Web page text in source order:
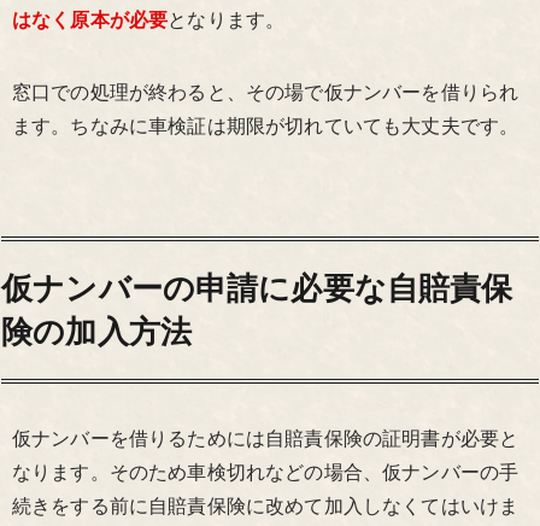
はなく原本が必要となります。
窓口での処理が終わると、その場で仮ナンバーを借りられ
ます。ちなみに車検証は期限が切れていても大丈夫です。
仮ナンバーの申請に必要な自賠責保
険の加入方法
仮ナンバーを借りるためには自賠責保険の証明書が必要と
なります。そのため車検切れなどの場合、仮ナンバーの手
続きをする前に自賠責保険に改めて加入しなくてはいけま